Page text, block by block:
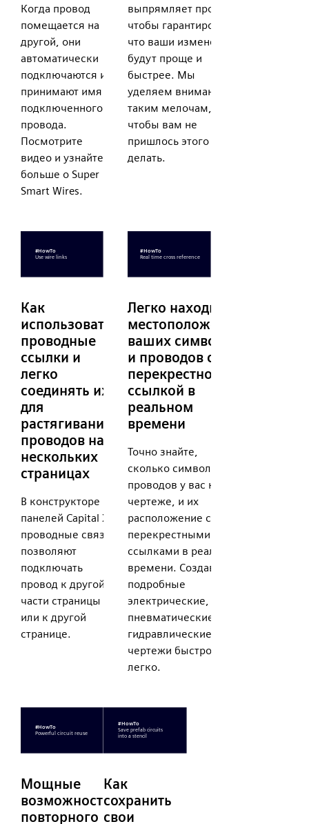
Когда провод
помещается на
другой, они
автоматически
подключаются и
принимают имя
подключенного
провода.
Посмотрите
видео и узнайте
больше о Super
Smart Wires.
выпрямляет провода,
чтобы гарантировать,
что ваши изменения
будут проще и
быстрее. Мы
уделяем внимание
таким мелочам,
чтобы вам не
пришлось этого
делать.
Как
использовать
проводные
ссылки и
легко
соединять их
для
растягивания
проводов на
нескольких
страницах
В конструкторе
панелей Capital X
проводные связи
позволяют
подключать
провод к другой
части страницы
или к другой
странице.
Легко находите
местоположение
ваших символов
и проводов с
перекрестной
ссылкой в
реальном
времени
Точно знайте,
сколько символов и
проводов у вас на
чертеже, и их
расположение с
перекрестными
ссылками в реальном
времени. Создавайте
подробные
электрические,
пневматические и
гидравлические
чертежи быстро и
легко.
Мощные
возможности
повторного
Как
сохранить
свои